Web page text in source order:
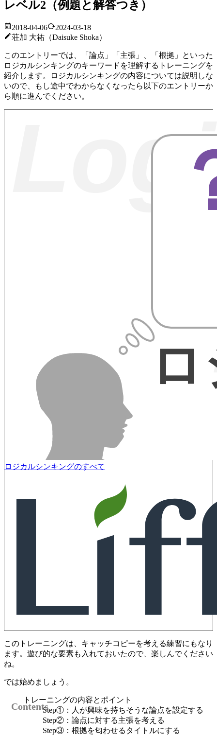
レベル2（例題と解答つき）
2018-04-06
2024-03-18
荘加 大祐（Daisuke Shoka）
このエントリーでは、「論点」「主張」、「根拠」といった
ロジカルシンキングのキーワードを理解するトレーニングを
紹介します。ロジカルシンキングの内容については説明しな
いので、もし途中でわからなくなったら以下のエントリーか
ら順に進んでください。
ロジカルシンキングのすべて
このトレーニングは、キャッチコピーを考える練習にもなり
ます。遊び的な要素も入れておいたので、楽しんでください
ね。
では始めましょう。
トレーニングの内容とポイント
Step①：人が興味を持ちそうな論点を設定する
Step②：論点に対する主張を考える
Step③：根拠を匂わせるタイトルにする